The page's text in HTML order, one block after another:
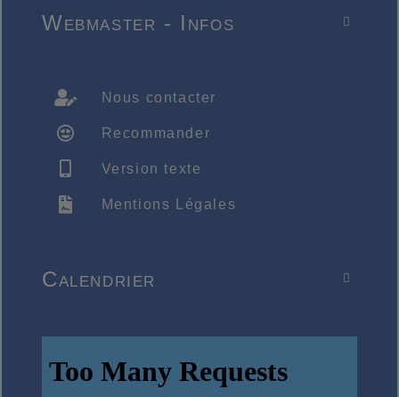

Webmaster - Infos
Nous contacter
Recommander
Version texte
Mentions Légales

Calendrier